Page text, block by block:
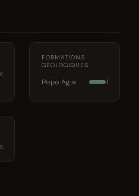
1
FORMATIONS
GÉOLOGIQUES
Popo Agie 1
1